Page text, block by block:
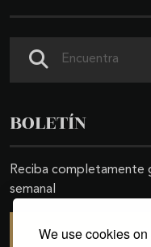
We use cookies
BOLETÍN
Reciba completamente
semanal